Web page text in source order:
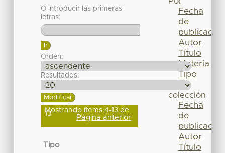
O introducir las primeras
letras:
Orden:
Resultados:
Mostrando ítems 4-13 de
13 Página anterior
Tipo
Fecha
de
publicación
Autor
Título
Materia
Tipo
colección
Fecha
de
publicación
Autor
Título